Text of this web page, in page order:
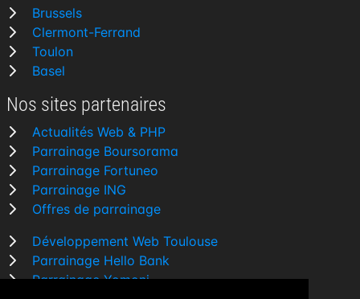
Brussels
Clermont-Ferrand
Toulon
Basel
Nos sites partenaires
Actualités Web & PHP
Parrainage Boursorama
Parrainage Fortuneo
Parrainage ING
Offres de parrainage
Développement Web Toulouse
Parrainage Hello Bank
Parrainage Yomoni